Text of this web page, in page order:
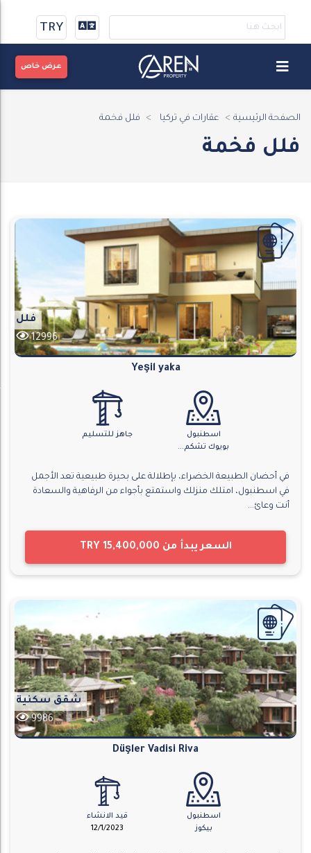
TRY
عرض خاص
الصفحة الرئيسية عقارات في تركيا فلل فخمة
فلل فخمة
فلل
12996
Yeşil yaka
اسطنبول
بويوك تشكم...
جاهز للتسليم
في أحضان الطبيعة الخضراء، بإطلالة على بحيرة طبيعية تعد الأجمل
في اسطنبول، امتلك منزلك واستمتع بأجواء من الرفاهية والسعادة
أنت وعائ...
السعر يبدأ من TRY 15,400,000
شقق سكنية
9986
Düşler Vadisi Riva
اسطنبول
بيكوز
قيد الانشاء
12/1/2023